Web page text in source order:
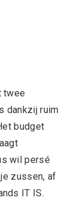
twee
dankzij ruim
budget
wil persé
zussen, af
IT IS.